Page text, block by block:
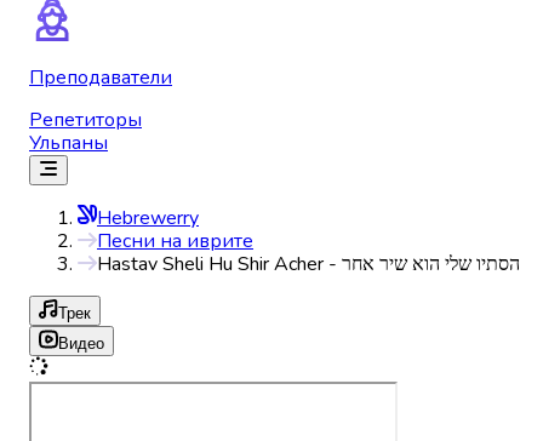
Преподаватели
Репетиторы
Ульпаны
Hebrewerry
Песни на иврите
Hastav Sheli Hu Shir Acher - הסתיו שלי הוא שיר אחר
Трек
Видео